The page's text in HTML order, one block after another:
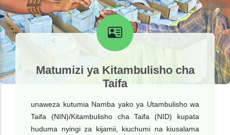
Matumizi ya Kitambulisho cha
Taifa
unaweza kutumia Namba yako ya Utambulisho wa
Taifa (NIN)/Kitambulisho cha Taifa (NID) kupata
huduma nyingi za kijamii, kiuchumi na kiusalama